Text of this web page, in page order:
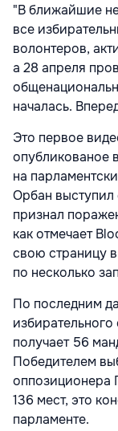
"В ближайшие
все
волонтеров,
а 28 апреля
началась.
Это первое
опубликованое
на
Орбан выступил
признал
как отмечает
свою страницу
по несколько
По последним
получает 56
Победителем
оппозиционера
136 мест, это
парламенте.